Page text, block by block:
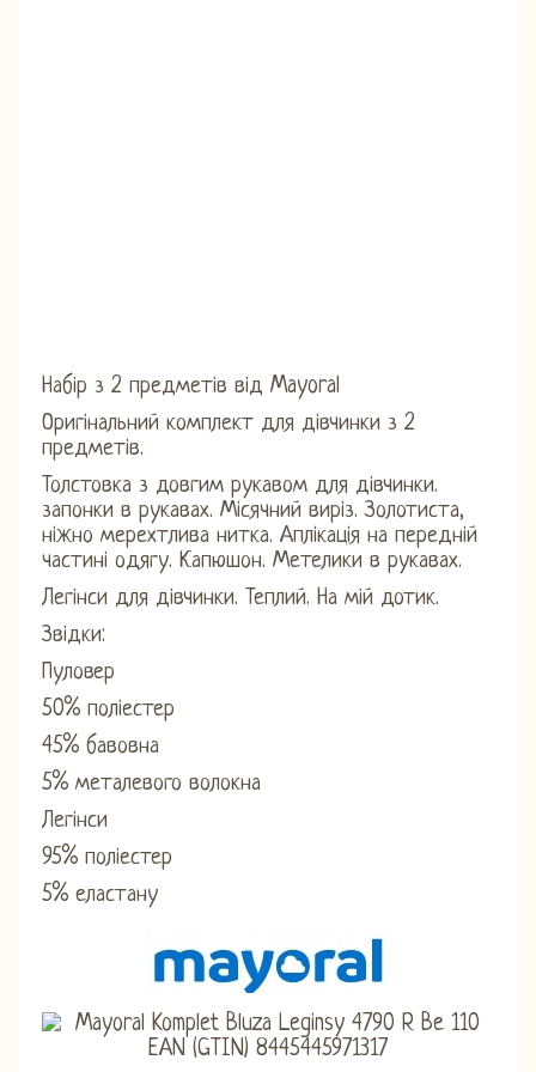
Набір з 2 предметів від Mayoral
Оригінальний комплект для дівчинки з 2
предметів.
Толстовка з довгим рукавом для дівчинки.
запонки в рукавах. Місячний виріз. Золотиста,
ніжно мерехтлива нитка. Аплікація на передній
частині одягу. Капюшон. Метелики в рукавах.
Легінси для дівчинки. Теплий. На мій дотик.
Звідки:
Пуловер
50% поліестер
45% бавовна
5% металевого волокна
Легінси
95% поліестер
5% еластану